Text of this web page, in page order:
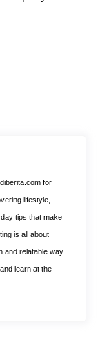
for
lifestyle,
tips that make
is all about
and relatable way
learn at the